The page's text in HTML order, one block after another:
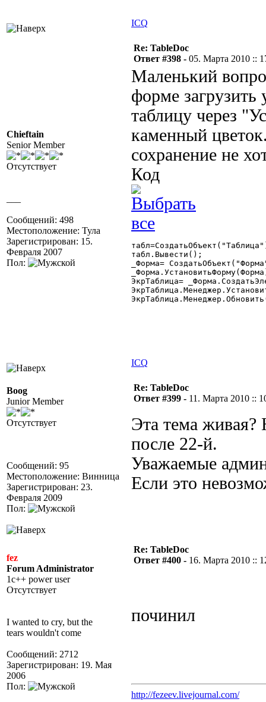
ICQ
Chieftain
Senior Member
Отсутствует
Сообщений: 498
Местоположение: Тула
Зарегистрирован: 15.
Февраля 2007
Пол:
Re: TableDoc
Ответ #398 - 05. Марта 2010 ::
Маленький
форме
таблицу через
каменный
сохранение не
Код
табл.Вывести();
_Форма=
ЭкрТаблица=
ICQ
Boog
Junior Member
Отсутствует
Сообщений: 95
Местоположение: Винница
Зарегистрирован: 23.
Февраля 2009
Пол:
Re: TableDoc
Ответ #399 - 11. Марта 2010 ::
Эта тема живая?
после 22-й.
Уважаемые
Если это
fez
Forum Administrator
1c++ power user
Отсутствует
I wanted to cry, but the
tears wouldn't come
Сообщений: 2712
Зарегистрирован: 19. Мая
2006
Пол:
Re: TableDoc
Ответ #400 - 16. Марта 2010 ::
починил
http://fezeev.livejournal.com/